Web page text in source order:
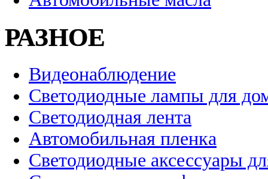
РАЗНОЕ
Видеонаблюдение
Светодиодные лампы для
Светодиодная лента
Автомобильная пленка
Светодиодные аксессуары